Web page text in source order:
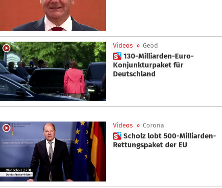
Videos » Geöd
 130-Milliarden-Euro-
Konjunkturpaket für
Deutschland
Videos » Corona
 Scholz lobt 500-Milliarden-
Rettungspaket der EU